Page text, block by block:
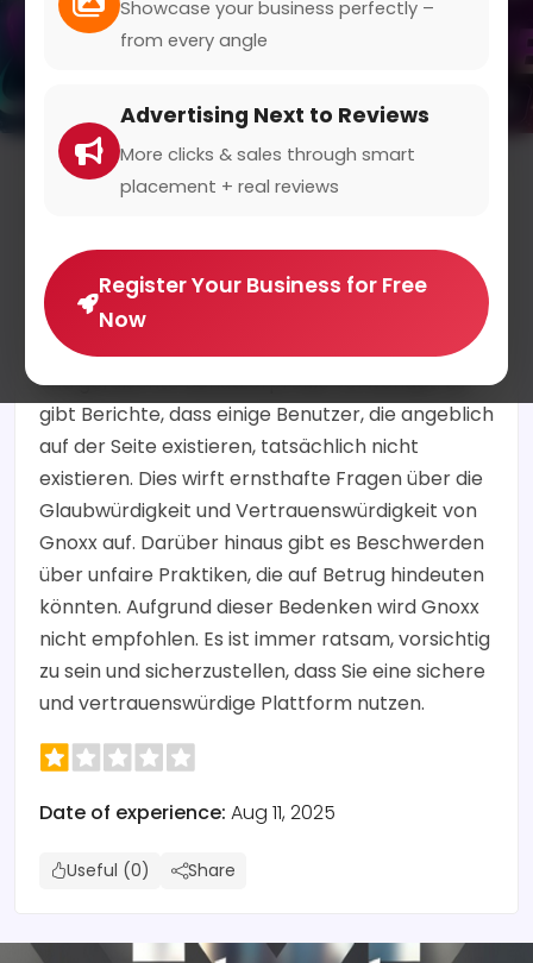
Showcase your business perfectly –
from every angle
Advertising Next to Reviews
More clicks & sales through smart
placement + real reviews
Register Your Business for Free
Now
Nick Russell
Unzuverlässige Erfahrung mit Gnoxx
Gnoxx ist leider eine Enttäuschung für die Nutzer.
Es scheint, dass die Seite nicht authentisch ist
und gefälschte Benutzerprofile verwendet. Es
gibt Berichte, dass einige Benutzer, die angeblich
auf der Seite existieren, tatsächlich nicht
existieren. Dies wirft ernsthafte Fragen über die
Glaubwürdigkeit und Vertrauenswürdigkeit von
Gnoxx auf. Darüber hinaus gibt es Beschwerden
über unfaire Praktiken, die auf Betrug hindeuten
könnten. Aufgrund dieser Bedenken wird Gnoxx
nicht empfohlen. Es ist immer ratsam, vorsichtig
zu sein und sicherzustellen, dass Sie eine sichere
und vertrauenswürdige Plattform nutzen.
Date of experience: Aug 11, 2025
Useful (0) Share